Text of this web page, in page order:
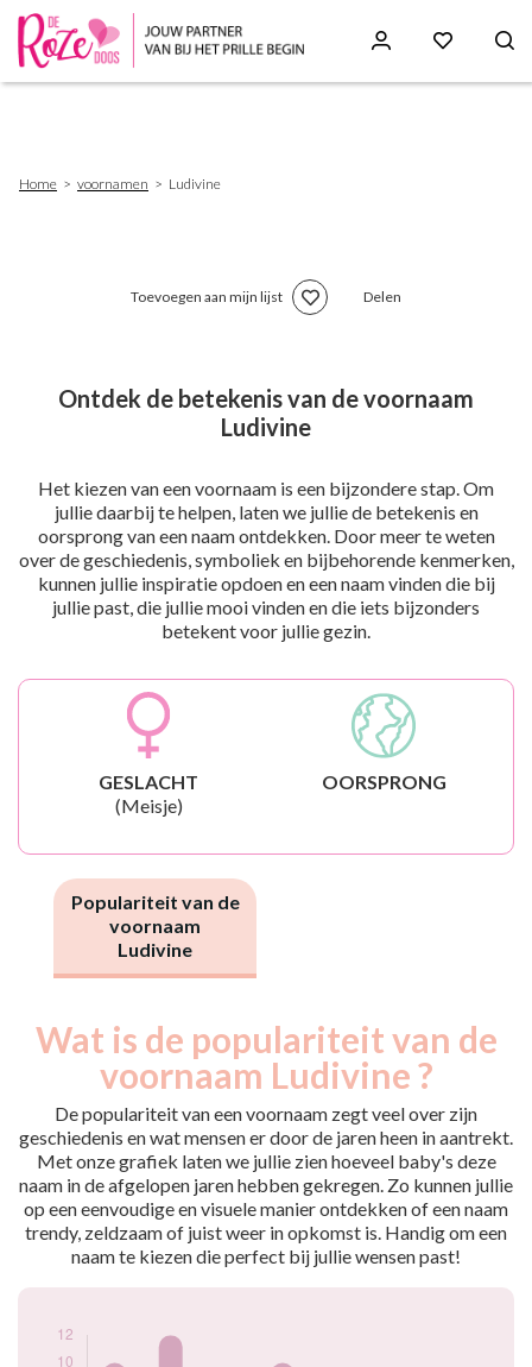
Home voornamen Ludivine
Toevoegen aan mijn lijst Delen
Ontdek de betekenis van de voornaam
Ludivine
Het kiezen van een voornaam is een bijzondere stap. Om
jullie daarbij te helpen, laten we jullie de betekenis en
oorsprong van een naam ontdekken. Door meer te weten
over de geschiedenis, symboliek en bijbehorende kenmerken,
kunnen jullie inspiratie opdoen en een naam vinden die bij
jullie past, die jullie mooi vinden en die iets bijzonders
betekent voor jullie gezin.
GESLACHT
(Meisje)
OORSPRONG
Populariteit van de
voornaam
Ludivine
Wat is de populariteit van de
voornaam Ludivine ?
De populariteit van een voornaam zegt veel over zijn
geschiedenis en wat mensen er door de jaren heen in aantrekt.
Met onze grafiek laten we jullie zien hoeveel baby's deze
naam in de afgelopen jaren hebben gekregen. Zo kunnen jullie
op een eenvoudige en visuele manier ontdekken of een naam
trendy, zeldzaam of juist weer in opkomst is. Handig om een
naam te kiezen die perfect bij jullie wensen past!
par année
Année
Nouveaux-
nés
2010
12
2011
6
2012
10
2013
9
2014
9
2015
5